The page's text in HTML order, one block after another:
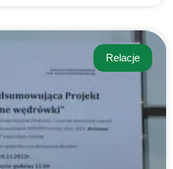
Relacje